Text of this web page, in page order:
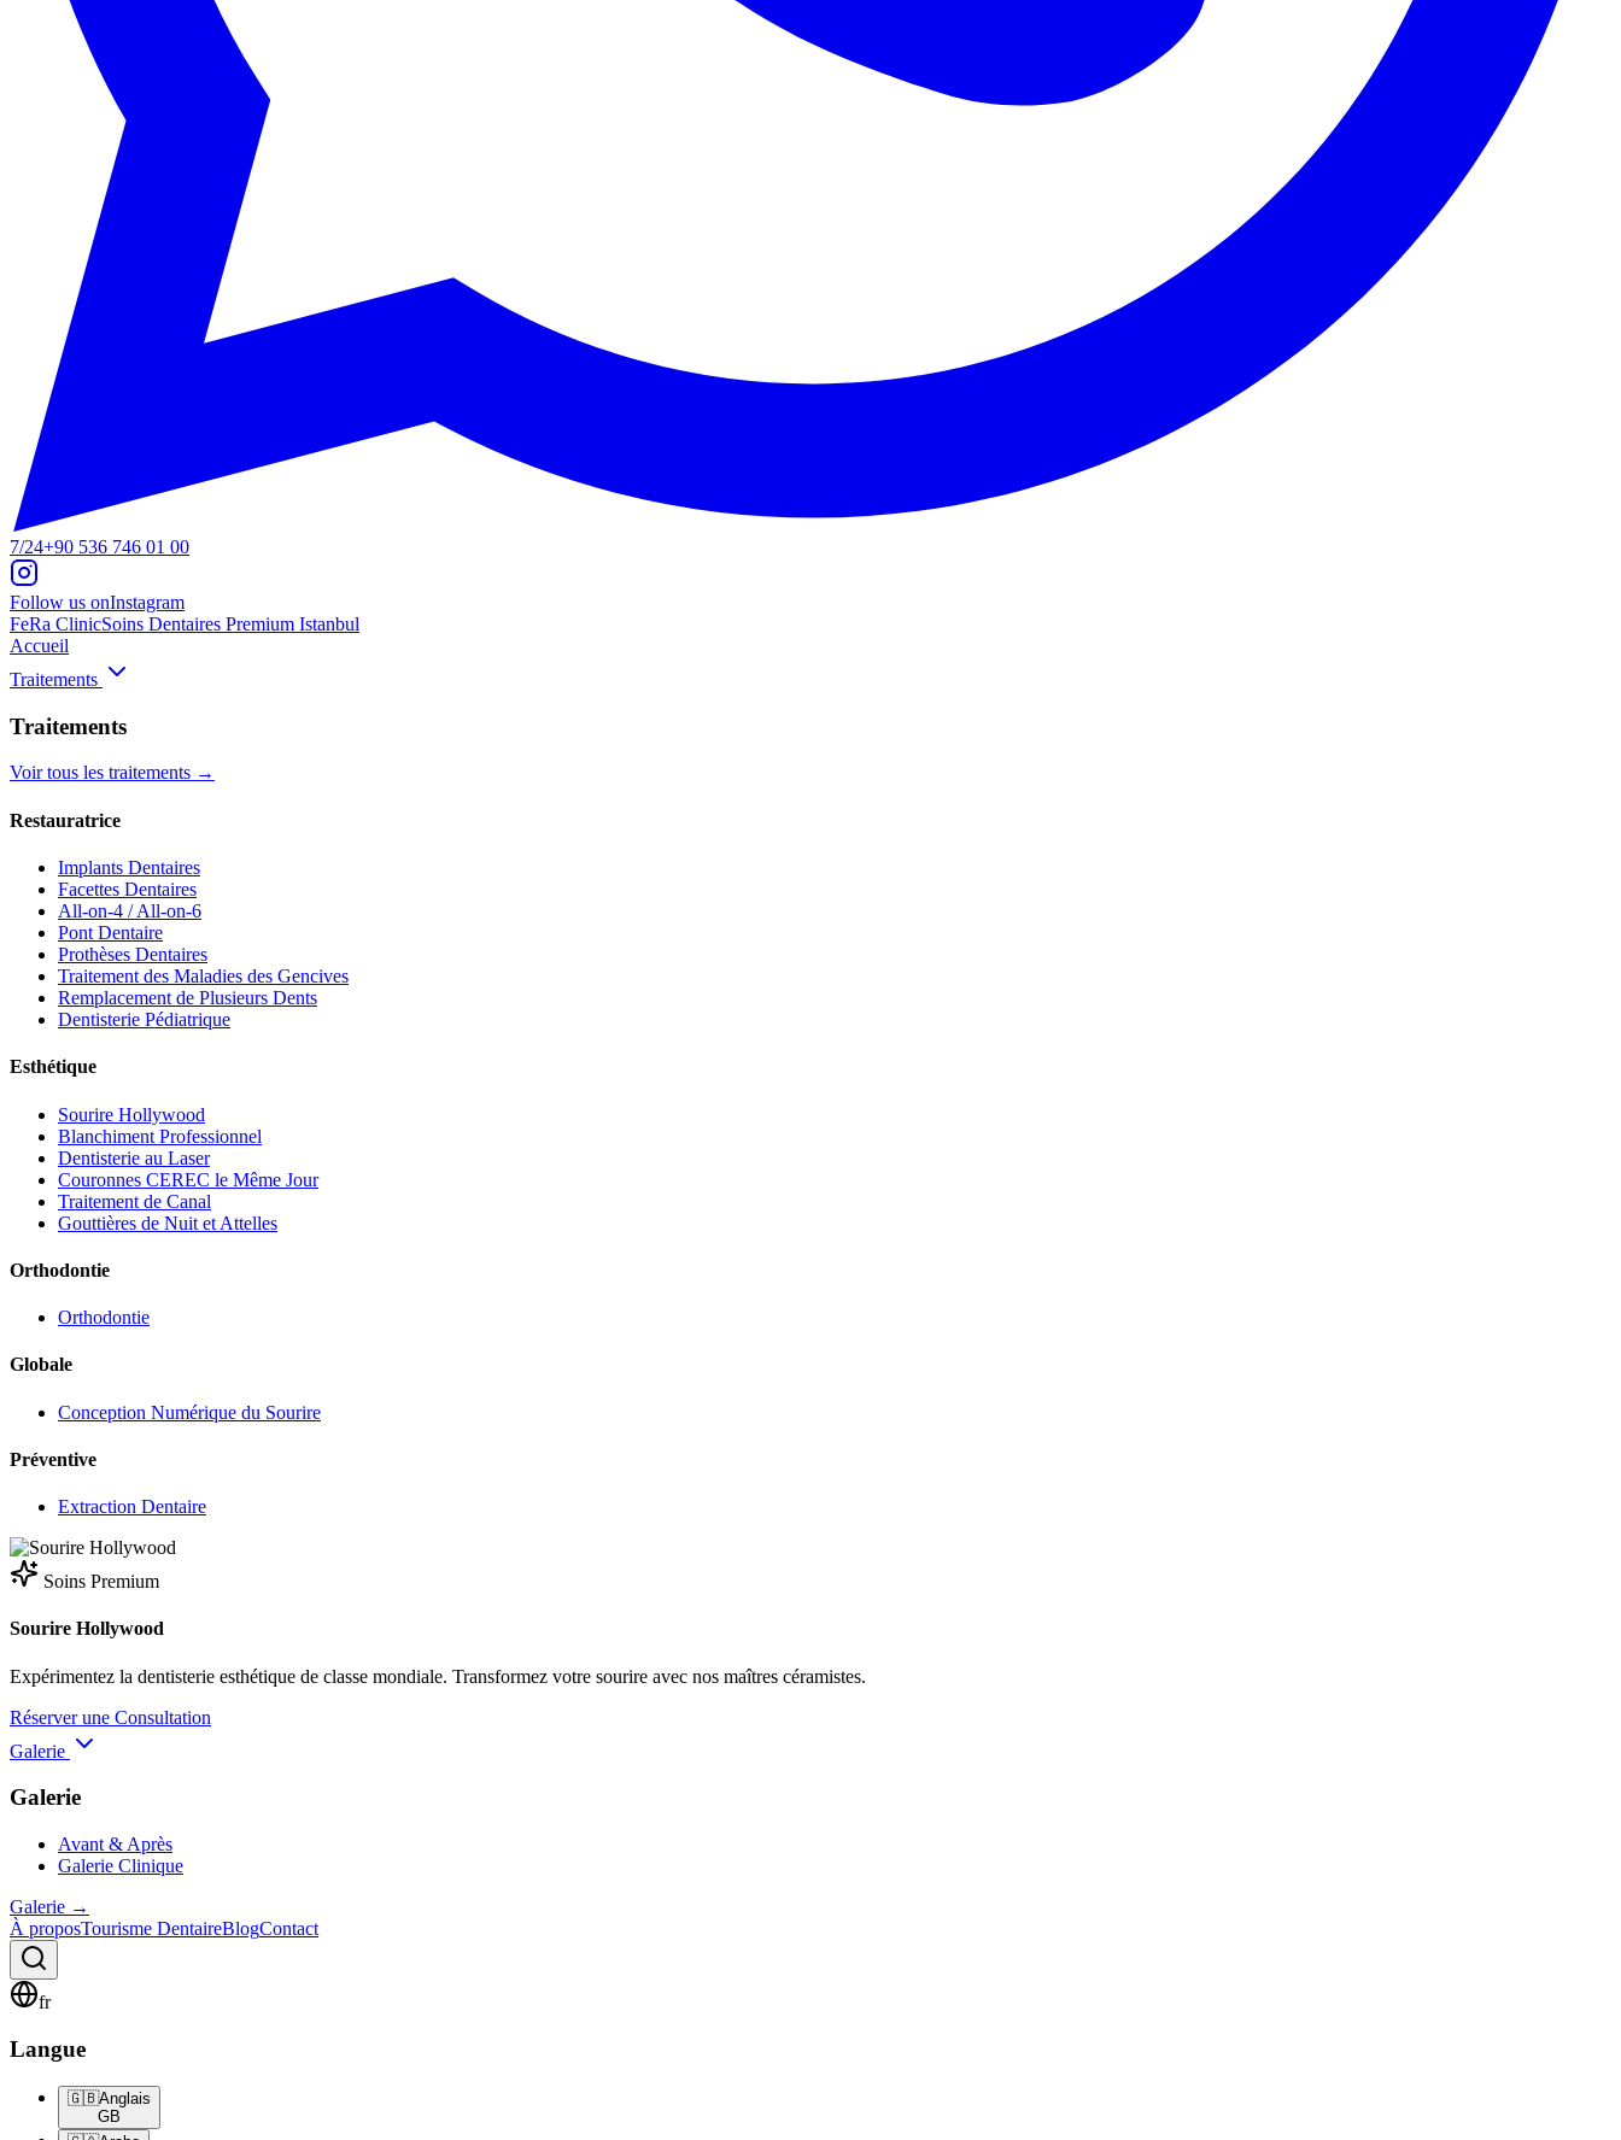
7/24+90 536 746 01 00
Follow us onInstagram
FeRa ClinicSoins Dentaires Premium Istanbul
Accueil
Traitements
Traitements
Voir tous les traitements →
Restauratrice
Implants Dentaires
Facettes Dentaires
All-on-4 / All-on-6
Pont Dentaire
Prothèses Dentaires
Traitement des Maladies des Gencives
Remplacement de Plusieurs Dents
Dentisterie Pédiatrique
Esthétique
Sourire Hollywood
Blanchiment Professionnel
Dentisterie au Laser
Couronnes CEREC le Même Jour
Traitement de Canal
Gouttières de Nuit et Attelles
Orthodontie
Orthodontie
Globale
Conception Numérique du Sourire
Préventive
Extraction Dentaire
Soins Premium
Sourire Hollywood
Expérimentez la dentisterie esthétique de classe mondiale. Transformez votre sourire avec nos maîtres céramistes.
Réserver une Consultation
Galerie
Galerie
Avant & Après
Galerie Clinique
Galerie →
À proposTourisme DentaireBlogContact
fr
Langue
🇬🇧Anglais
GB